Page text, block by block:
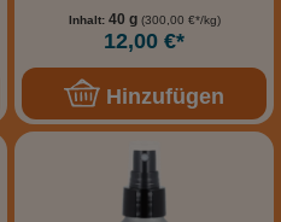
Inhalt: 40 g (300,00 €*/kg)
12,00 €*
Hinzufügen